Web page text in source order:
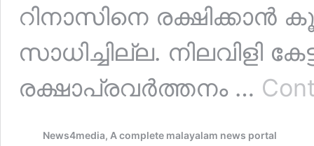
റിനാസിനെ രക്ഷിക്കാൻ
സാധിച്ചില്ല. നിലവിളി
രക്ഷാപ്രവർത്തനം …
News4media, A complete malayalam news portal